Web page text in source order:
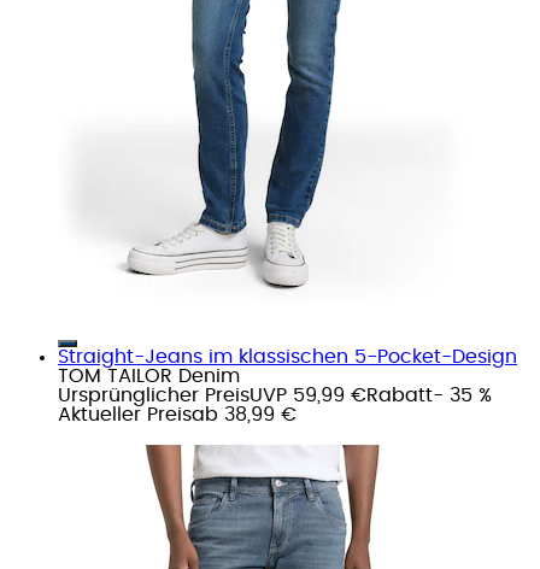
Straight-Jeans im klassischen 5-Pocket-Design
TOM TAILOR Denim
Ursprünglicher PreisUVP 59,99 €Rabatt- 35 %
Aktueller Preisab 38,99 €